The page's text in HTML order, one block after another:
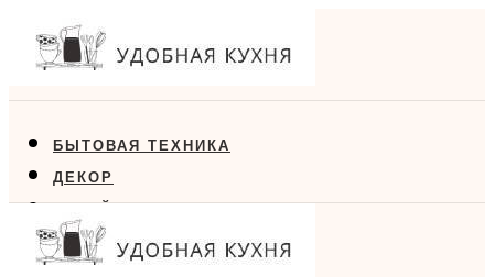
БЫТОВАЯ ТЕХНИКА
ДЕКОР
ДИЗАЙН
ЕДА